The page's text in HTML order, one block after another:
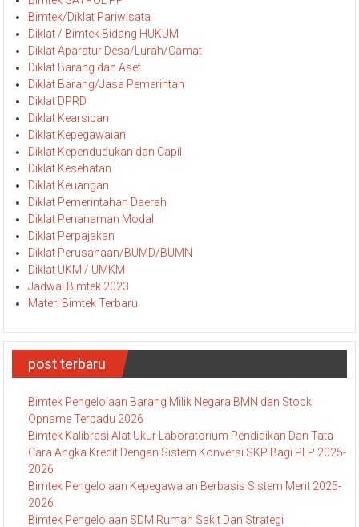
Bimtek/Diklat Pariwisata
Diklat / Bimtek Bidang HUKUM
Diklat Aparatur Desa/Lurah/Camat
Diklat Barang dan Aset
Diklat Barang/Jasa Pemerintah
Diklat DPRD
Diklat Kearsipan
Diklat Kepegawaian
Diklat Kependudukan dan Capil
Diklat Kesehatan
Diklat Keuangan
Diklat Pemerintahan Daerah
Diklat Penanaman Modal
Diklat Perpajakan
Diklat Perusahaan/BUMD/BUMN
Diklat UKM / UMKM
Jadwal Bimtek 2023
Materi Bimtek Terbaru
post terbaru
Bimtek Pengelolaan Barang Milik Negara BMN dan Stock
Opname Terpadu 2026
Bimtek Kalibrasi Alat Ukur Laboratorium Pendidikan Dan Tata
Cara Angka Kredit Dengan Sistem Konversi SKP Bagi PLP 2025-
2026
Bimtek Pengelolaan Kepegawaian Berbasis Sistem Merit 2025-
2026
Bimtek Pengelolaan SDM Rumah Sakit Dan Strategi